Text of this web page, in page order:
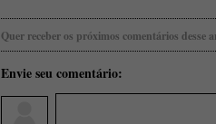
Quer receber os próximos comentários desse
Envie seu comentário: